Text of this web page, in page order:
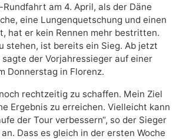
am 4. April, als der Däne
eine Lungenquetschung und einen
hat er kein Rennen mehr bestritten.
stehen, ist bereits ein Sieg. Ab jetzt
sagte der Vorjahressieger auf einer
Donnerstag in Florenz.
rechtzeitig zu schaffen. Mein Ziel
Ergebnis zu erreichen. Vielleicht kann
der Tour verbessern“, so der Sieger
Dass es gleich in der ersten Woche